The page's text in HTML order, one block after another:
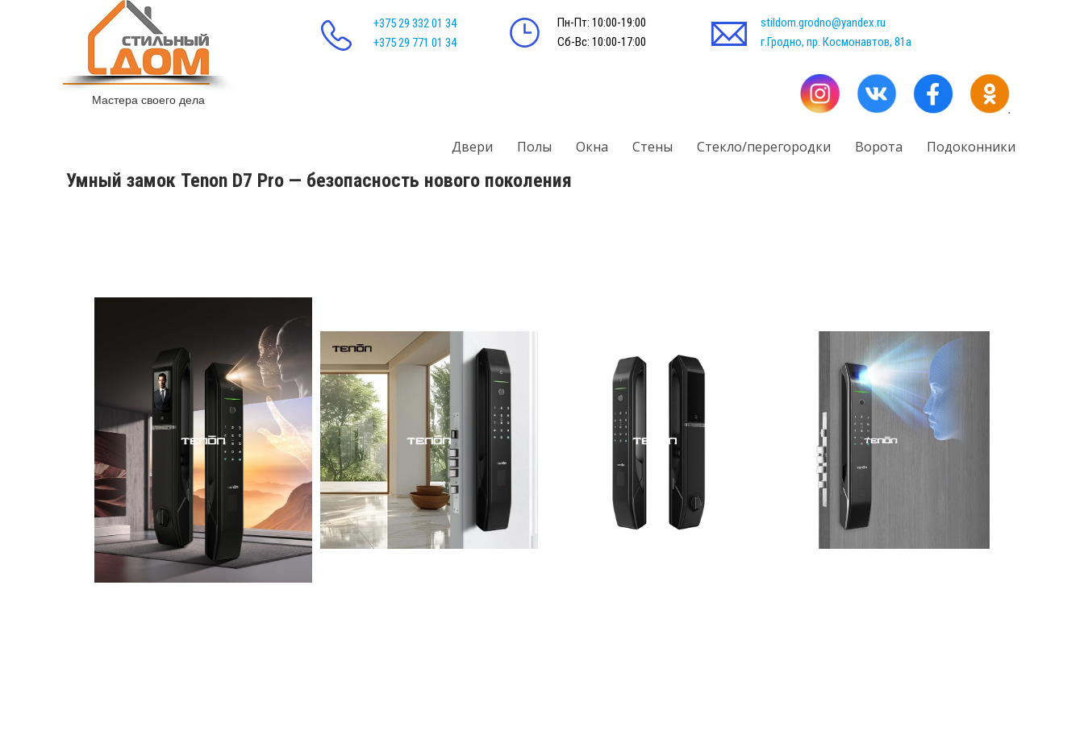
Мастера своего дела
Пн-Пт: 10:00-19:00
Сб-Вс: 10:00-17:00
stildom.grodno@yandex.ru
+375 29 332 01 34
г.Гродно, пр. Космонавтов, 81а
+375 29 771 01 34
Двери Полы Окна Стены Стекло/перегородки Ворота Подоконники
Умный замок Tenon D7 Pro — безопасность нового поколения